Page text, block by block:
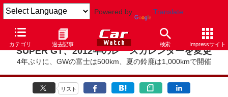
Powered by Translate
カテゴリ 過去記事 検索 Impressサイト
SUPER GT、2012年のレースカレンダーを変更
4年ぶりに、GWの富士は500km、夏の鈴鹿は1,000kmで開催
リスト